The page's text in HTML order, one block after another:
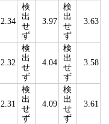
2.34
検
出
せ
ず
3.97
検
出
せ
ず
3.63
2.32
検
出
せ
ず
4.04
検
出
せ
ず
3.58
2.31
検
出
せ
ず
4.09
検
出
せ
ず
3.61